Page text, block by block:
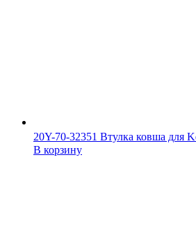
20Y-70-32351 Втулка ковша для
В корзину